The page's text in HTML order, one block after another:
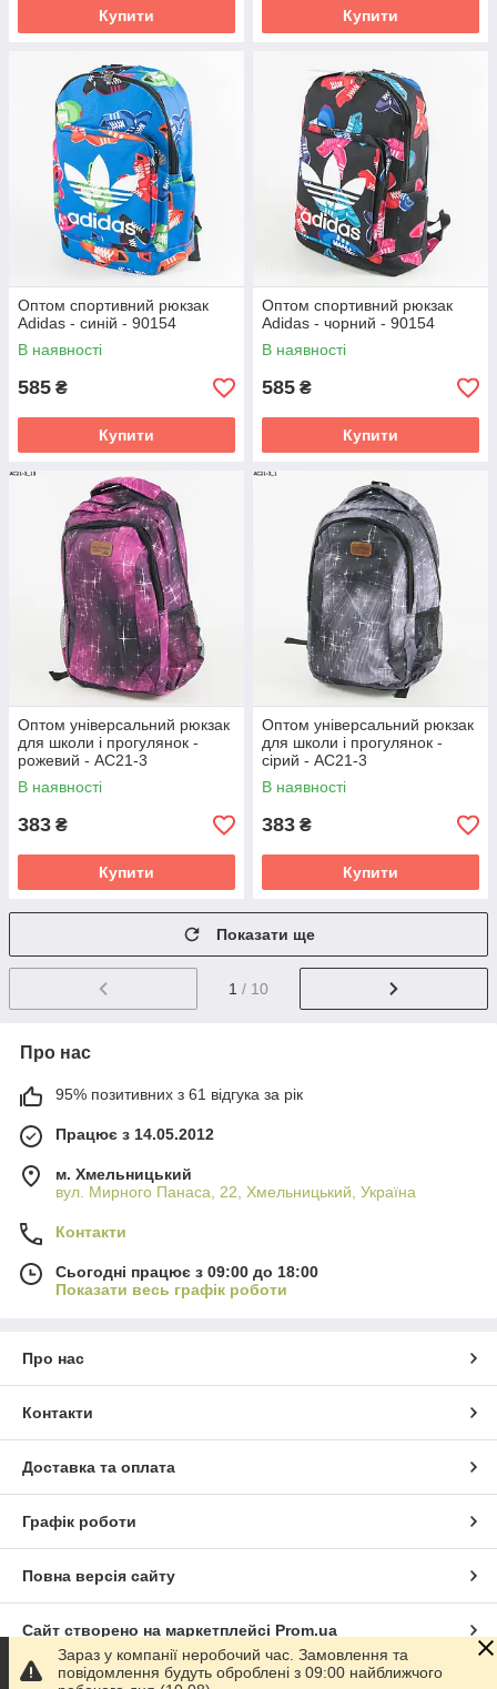
Купити Купити
Оптом спортивний рюкзак
Adidas - синій - 90154
В наявності
585 ₴
Купити
Оптом спортивний рюкзак
Adidas - чорний - 90154
В наявності
585 ₴
Купити
Оптом універсальний рюкзак
для школи і прогулянок -
рожевий - АС21-3
В наявності
383 ₴
Купити
Оптом універсальний рюкзак
для школи і прогулянок -
сірий - АС21-3
В наявності
383 ₴
Купити
Показати ще
1 / 10
Про нас
95% позитивних з 61 відгука за рік
Працює з 14.05.2012
м. Хмельницький
вул. Мирного Панаса, 22, Хмельницький, Україна
Контакти
Сьогодні працює з 09:00 до 18:00
Показати весь графік роботи
Про нас
Контакти
Доставка та оплата
Графік роботи
Повна версія сайту
Сайт створено на маркетплейсі Prom.ua
Політика конфіденційності
Зараз у компанії неробочий час. Замовлення та
повідомлення будуть оброблені з 09:00 найближчого